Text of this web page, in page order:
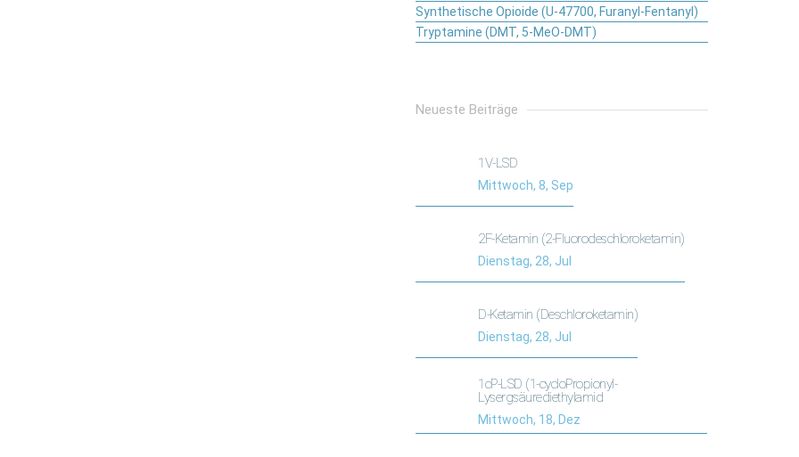
Synthetische Opioide (U-47700, Furanyl-Fentanyl)
Tryptamine (DMT, 5-MeO-DMT)
Neueste Beiträge
1V-LSD
Mittwoch, 8, Sep
2F-Ketamin (2-Fluorodeschloroketamin)
Dienstag, 28, Jul
D-Ketamin (Deschloroketamin)
Dienstag, 28, Jul
1cP-LSD (1-cycloPropionyl-
Lysergsäurediethylamid
Mittwoch, 18, Dez